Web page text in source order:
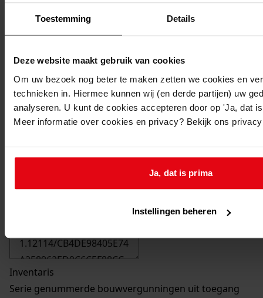
Toestemming Details
Deze website maakt gebruik van cookies
Om uw bezoek nog beter te maken zetten we cookies en
technieken in. Hiermee kunnen wij (en derde partijen) uw
analyseren. U kunt de cookies accepteren door op 'Ja, dat
Meer informatie over cookies en privacy? Bekijk ons
Ja, dat is prima
Instellingen beheren
Printen
Inventaris
Serie genummerde bouwvergunningen uit toegang